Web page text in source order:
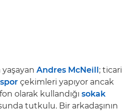
yaşayan Andres McNeill; ticari
spor çekimleri yapıyor ancak
fon olarak kullandığı sokak
tutkulu. Bir arkadaşının